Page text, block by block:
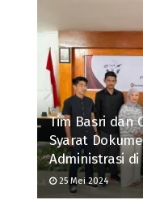
Tim Basri dan
Syarat
Administrasi di
25 Mei 2024